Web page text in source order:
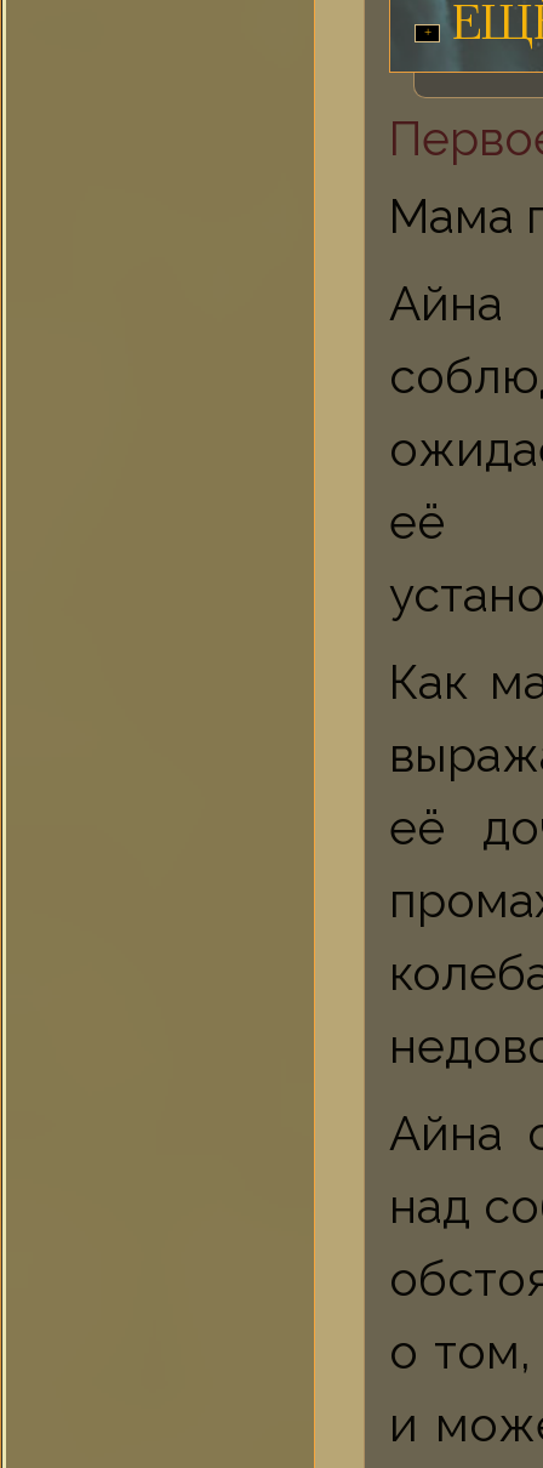
Мама
её
Как
её
Айна
над
о
и